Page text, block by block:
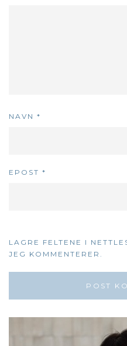
NAVN *
EPOST *
LAGRE FELTENE I
JEG KOMMENTERER.